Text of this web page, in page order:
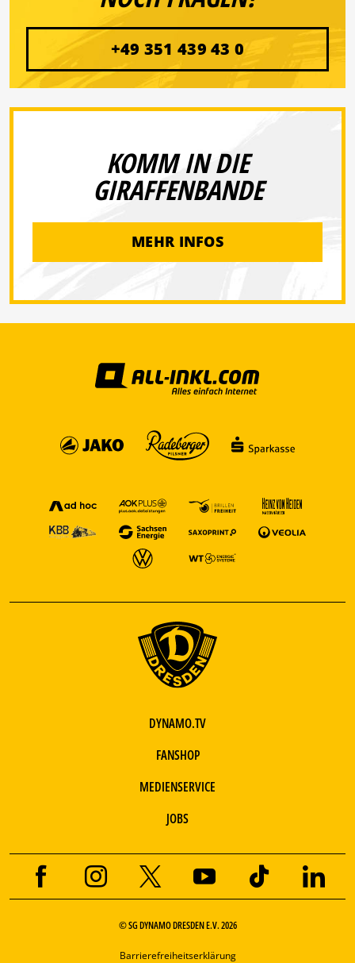
+49 351 439 43 0
KOMM IN DIE
GIRAFFENBANDE
MEHR INFOS
DYNAMO.TV
FANSHOP
MEDIENSERVICE
JOBS
© SG DYNAMO DRESDEN E.V. 2026
Barrierefreiheitserklärung